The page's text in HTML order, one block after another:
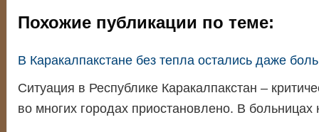
Похожие публикации по теме:
В Каракалпакстане без тепла остались даже
Ситуация в Республике Каракалпакстан –
во многих городах приостановлено. В больницах